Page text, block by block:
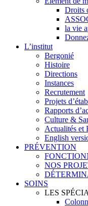
Droits
la vie
L’institut
Bergonié
Histoire
Directions
Instances
Recrutement
Projets
Rapports
Culture &
Actualités et
English
PRÉVENTION
NOS
SOINS
LES